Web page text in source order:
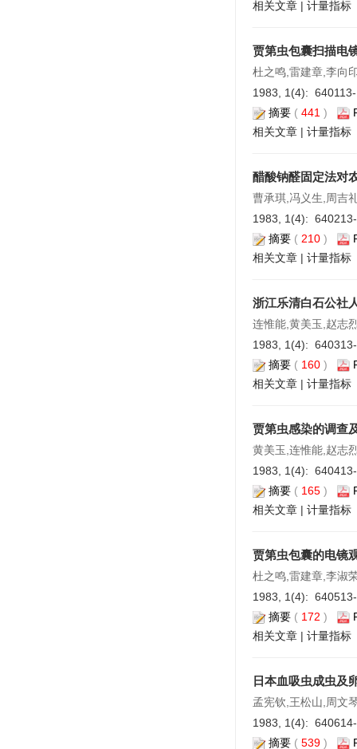
相关文章 | 计量指标
贾第虫包囊扫描电
杜之鸣,雷建章,李向
1983, 1(4):
摘要 ( 441 )
相关文章 | 计量指标
醋酸钠醛固定法对
曹承琪,冯义生,周吉
1983, 1(4):
摘要 ( 210 )
相关文章 | 计量指标
浙江乐清白石公社
连惟能,黄美玉,赵志
1983, 1(4):
摘要 ( 160 )
相关文章 | 计量指标
贾第虫感染的调查
黄美玉,连惟能,赵志
1983, 1(4):
摘要 ( 165 )
相关文章 | 计量指标
贾第虫包囊的电镜
杜之鸣,雷建章,李淑
1983, 1(4):
摘要 ( 172 )
相关文章 | 计量指标
日本血吸虫成虫及
孟宪钦,王松山,周文
1983, 1(4):
摘要 ( 539 )